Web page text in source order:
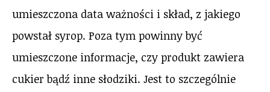
umieszczona data ważności i skład, z jakiego
powstał syrop. Poza tym powinny być
umieszczone informacje, czy produkt zawiera
cukier bądź inne słodziki. Jest to szczególnie